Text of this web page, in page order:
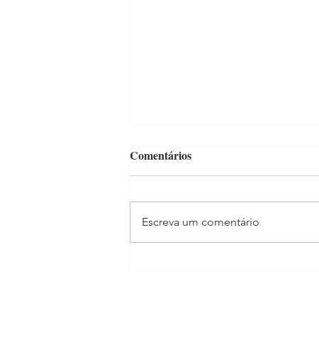
"Mãe Aos 40" já estreou!
Comentários
Escreva um comentário